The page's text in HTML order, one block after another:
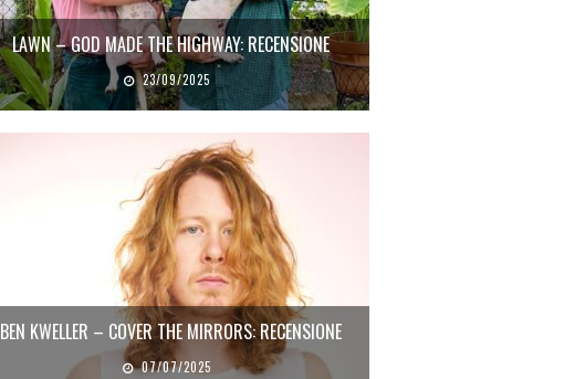
LAWN – GOD MADE THE HIGHWAY: RECENSIONE
23/09/2025
BEN KWELLER – COVER THE MIRRORS: RECENSIONE
07/07/2025